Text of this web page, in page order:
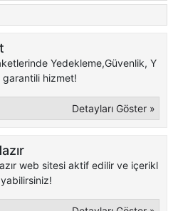
Yedekleme,Güvenlik, Y
hizmet!
Detayları Göster »
web sitesi aktif edilir ve içerikl